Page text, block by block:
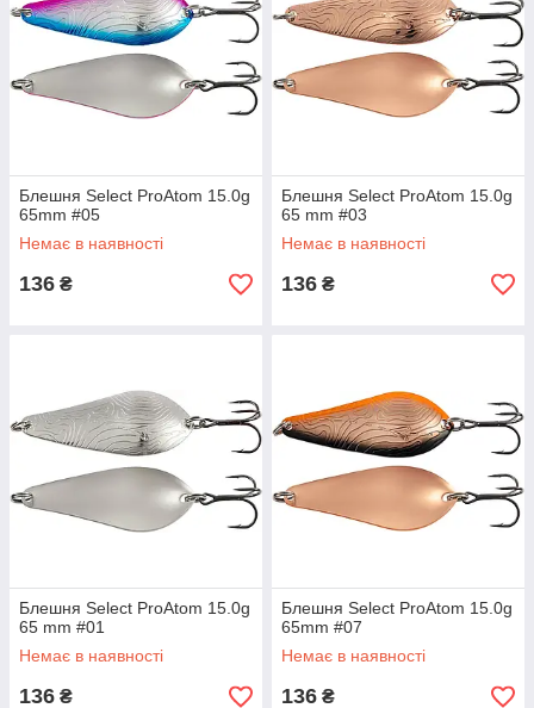
Блешня Select ProAtom 15.0g
65mm #05
Немає в наявності
136 ₴
Блешня Select ProAtom 15.0g
65 mm #03
Немає в наявності
136 ₴
Блешня Select ProAtom 15.0g
65 mm #01
Немає в наявності
136 ₴
Блешня Select ProAtom 15.0g
65mm #07
Немає в наявності
136 ₴